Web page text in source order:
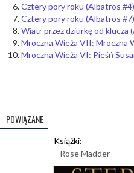
Cztery pory roku (Albatros #4)
Cztery pory roku (Albatros #7)
Wiatr przez dziurkę od klucza
Mroczna Wieża VII: Mroczna
Mroczna Wieża VI: Pieśń
POWIĄZANE
Książki:
Rose Madder